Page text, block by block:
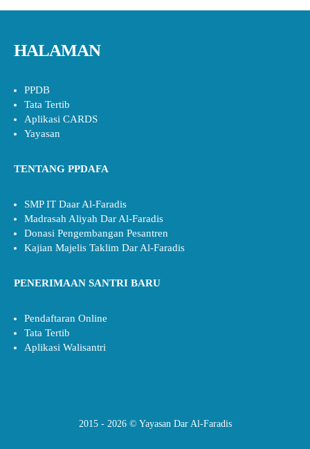
HALAMAN
PPDB
Tata Tertib
Aplikasi CARDS
Yayasan
TENTANG PPDAFA
SMP IT Daar Al-Faradis
Madrasah Aliyah Dar Al-Faradis
Donasi Pengembangan Pesantren
Kajian Majelis Taklim Dar Al-Faradis
PENERIMAAN SANTRI BARU
Pendaftaran Online
Tata Tertib
Aplikasi Walisantri
2015 - 2026 © Yayasan Dar Al-Faradis